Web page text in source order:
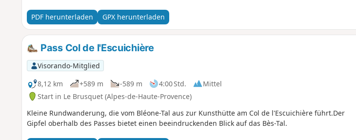
PDF herunterladen GPX herunterladen
Pass Col de l'Escuichière
Visorando-Mitglied
8,12 km
+589 m -589 m 4:00 Std.
Mittel
Start in Le Brusquet (Alpes-de-Haute-Provence)
Kleine Rundwanderung, die vom Bléone-Tal aus zur Kunsthütte am Col de l'Escuichière führt.Der
Gipfel oberhalb des Passes bietet einen beeindruckenden Blick auf das Bès-Tal.